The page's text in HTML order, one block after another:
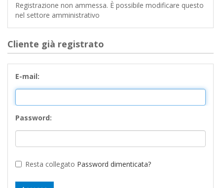
Registrazione non ammessa. È possibile modificare questo
nel settore amministrativo
Cliente già registrato
E-mail:
Password:
Resta collegato Password dimenticata?